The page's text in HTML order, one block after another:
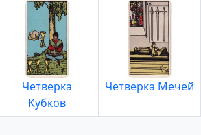
Четверка
Кубков
Четверка Мечей